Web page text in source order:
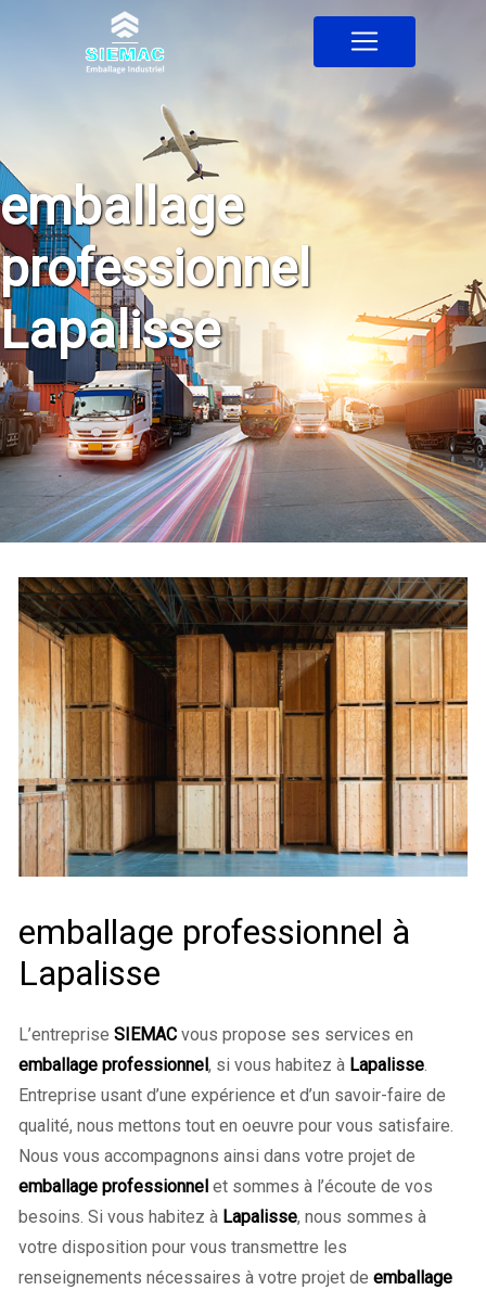
emballage
professionnel
Lapalisse
emballage professionnel à
Lapalisse
L’entreprise SIEMAC vous propose ses services en
emballage professionnel , si vous habitez à Lapalisse.
Entreprise usant d’une expérience et d’un savoir-faire de
qualité, nous mettons tout en oeuvre pour vous satisfaire.
Nous vous accompagnons ainsi dans votre projet de
emballage professionnel et sommes à l’écoute de vos
besoins. Si vous habitez à Lapalisse, nous sommes à
votre disposition pour vous transmettre les
renseignements nécessaires à votre projet de emballage
Panneau de gestion des cookies